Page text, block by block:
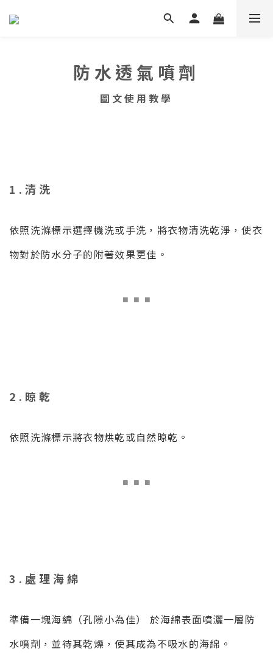
防水透氣噴劑
圖文使用教學
1.清洗
依照洗滌標示選擇機洗或手洗，將衣物清洗乾淨，使衣
物對於防水分子的附著效果更佳。
■ ■ ■
2.晾乾
依照洗滌標示將衣物烘乾或自然晾乾。
■ ■ ■
3.處理海綿
準備一塊海綿（孔隙小為佳） 於海綿表面噴灑一層防
水噴劑，並待其乾燥，使其成為不吸水的海綿。